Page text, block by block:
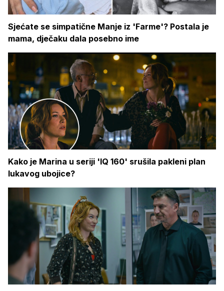
Sjećate se simpatične Manje iz 'Farme'? Postala je
mama, dječaku dala posebno ime
Kako je Marina u seriji 'IQ 160' srušila pakleni plan
lukavog ubojice?